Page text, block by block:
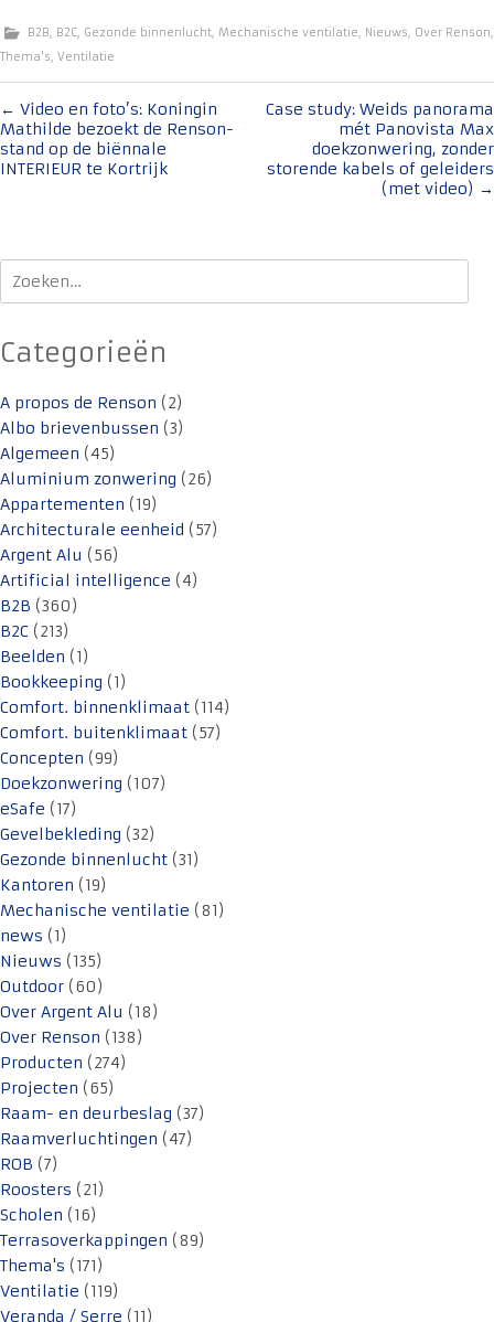
B2B, B2C, Gezonde binnenlucht, Mechanische ventilatie, Nieuws, Over Renson,
Thema's, Ventilatie
Bericht
navigatie
← Video en foto’s: Koningin
Mathilde bezoekt de Renson-
stand op de biënnale
INTERIEUR te Kortrijk
Case study: Weids panorama
mét Panovista Max
doekzonwering, zonder
storende kabels of geleiders
(met video) →
Zoeken
naar:
Categorieën
A propos de Renson (2)
Albo brievenbussen (3)
Algemeen (45)
Aluminium zonwering (26)
Appartementen (19)
Architecturale eenheid (57)
Argent Alu (56)
Artificial intelligence (4)
B2B (360)
B2C (213)
Beelden (1)
Bookkeeping (1)
Comfort. binnenklimaat (114)
Comfort. buitenklimaat (57)
Concepten (99)
Doekzonwering (107)
eSafe (17)
Gevelbekleding (32)
Gezonde binnenlucht (31)
Kantoren (19)
Mechanische ventilatie (81)
news (1)
Nieuws (135)
Outdoor (60)
Over Argent Alu (18)
Over Renson (138)
Producten (274)
Projecten (65)
Raam- en deurbeslag (37)
Raamverluchtingen (47)
ROB (7)
Roosters (21)
Scholen (16)
Terrasoverkappingen (89)
Thema's (171)
Ventilatie (119)
Veranda / Serre (11)